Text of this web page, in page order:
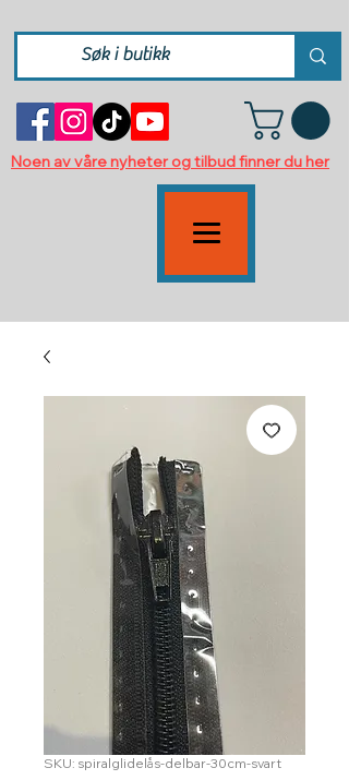
Noen av våre nyheter og tilbud finner du her
SKU: spiralglidelås-delbar-30cm-svart